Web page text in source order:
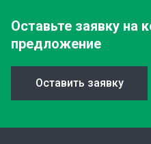
Оставьте заявку на
предложение
Оставить заявку